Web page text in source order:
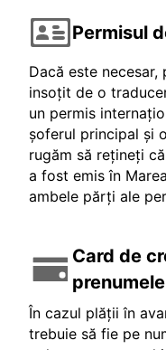
Permisul
Dacă este
insoțit de o
un permis
șoferul principal și
rugăm să rețineți
a fost emis în
ambele părți ale
Card de
În cazul plății în
trebuie să fie pe